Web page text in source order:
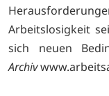
Arbeitslosigkeit
sich neuen
Archiv